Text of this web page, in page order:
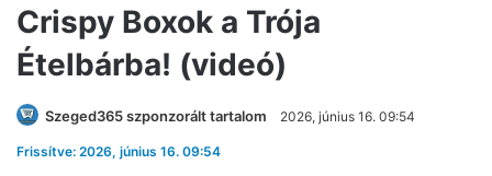
Crispy Boxok a Trója
Ételbárba! (videó)
Szeged365 szponzorált tartalom 2026, június 16. 09:54
Frissítve: 2026, június 16. 09:54